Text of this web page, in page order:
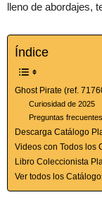
lleno de abordajes,
Índice
Ghost Pirate (ref.
Curiosidad de 2025
Preguntas frecuentes
Descarga Catálogo
Videos con Todos los
Libro Coleccionista
Ver todos los